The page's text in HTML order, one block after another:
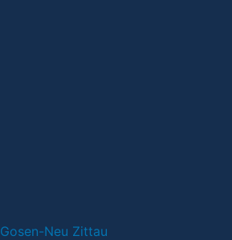
Gosen-Neu Zittau